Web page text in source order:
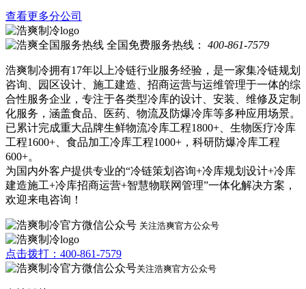
查看更多分公司
全国免费服务热线： 400-861-7579
浩爽制冷拥有17年以上冷链行业服务经验，是一家集冷链规划
咨询、园区设计、施工建造、招商运营与运维管理于一体的综
合性服务企业，专注于各类型冷库的设计、安装、维修及定制
化服务，涵盖食品、医药、物流及防爆冷库等多种应用场景。
已累计完成重大品牌生鲜物流冷库工程1800+、生物医疗冷库
工程1600+、食品加工冷库工程1000+，科研防爆冷库工程
600+。
为国内外客户提供专业的“冷链策划咨询+冷库规划设计+冷库
建造施工+冷库招商运营+智慧物联网管理”一体化解决方案，
欢迎来电咨询！
关注浩爽官方公众号
点击拨打：400-861-7579
关注浩爽官方公众号